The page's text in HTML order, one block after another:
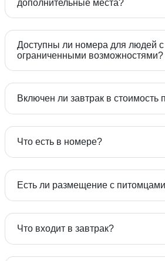
8 (49231) 2-33-33
Трансфер
333-09-08
Вертолет
паспорта гражданина РФ,
личность гражданина РФ
рождении;
паспорта гражданина СССР,
удостоверяющего
до замены его в
паспорт гражданина РФ;
паспорта гражданина РФ,
личность гражданина РФ
территории РФ;
временного
дополнительные места?
Доступны ли номера для людей с
ограниченными возможностями?
Включен ли завтрак в стоимость
Что есть в номере?
Есть ли размещение с
Что входит в завтрак?